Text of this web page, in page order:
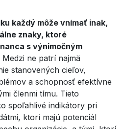
každý môže vnímať inak,
znaky, ktoré
s výnimočným
Medzi ne patrí najmä
stanovených cieľov,
a schopnosť efektívne
členmi tímu. Tieto
spoľahlivé indikátory pri
ktorí majú potenciál